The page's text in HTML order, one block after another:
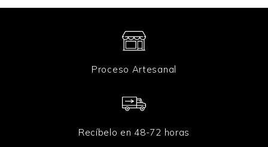
Proceso Artesanal
Recíbelo en 48-72 horas